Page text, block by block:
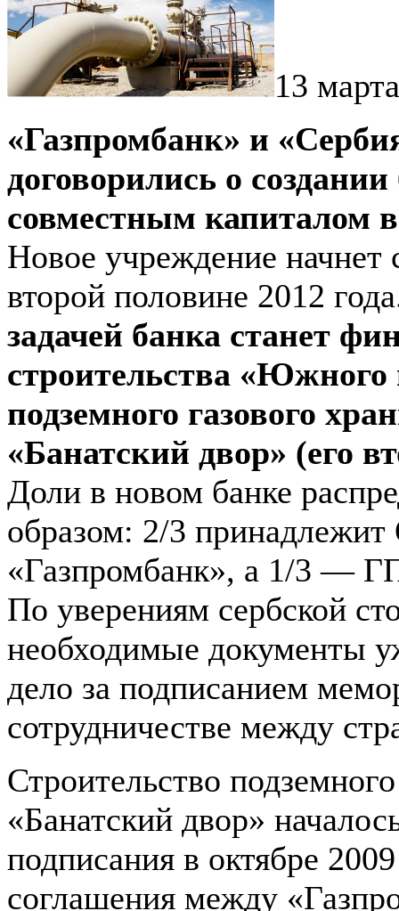
13
«Газпромбанк» и
договорились о создании
совместным капиталом
Новое учреждение начнет
второй половине 2012
задачей банка станет
строительства «Южного
подземного газового
«Банатский двор» (его
Доли в новом банке
образом: 2/3
«Газпромбанк», а 1/3 —
По уверениям сербской
необходимые документы
дело за подписанием
сотрудничестве между
Строительство
«Банатский двор»
подписания в октябре
соглашения между